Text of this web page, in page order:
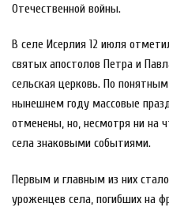
Отечественной войны.
В селе Исерлия 12 июля
святых апостолов Петра и
сельская церковь. По
нынешнем году массовые
отменены, но, несмотря ни на
села знаковыми событиями.
Первым и главным из них
уроженцев села, погибших на